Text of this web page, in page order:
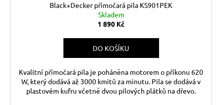
Black+Decker přímočará pila KS901PEK
Skladem
1 890 Kč
DO KOŠÍKU
Kvalitní přímočará pila je poháněna motorem o příkonu 620
W, který dodává až 3000 kmitů za minutu. Pila se dodává v
plastovém kufru včetně dvou pilových plátků na dřevo.